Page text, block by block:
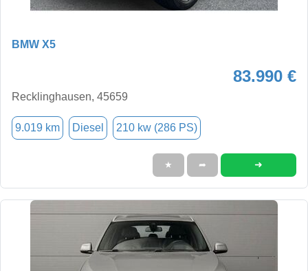
BMW X5
83.990 €
Recklinghausen, 45659
9.019 km Diesel 210 kw (286 PS)
★ ➦ ➜